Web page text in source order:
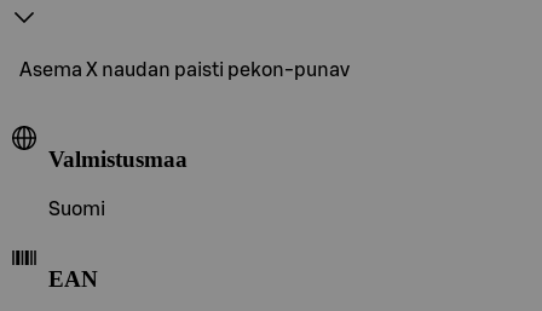
Asema X naudan paisti pekon-punav
Valmistusmaa
Suomi
EAN